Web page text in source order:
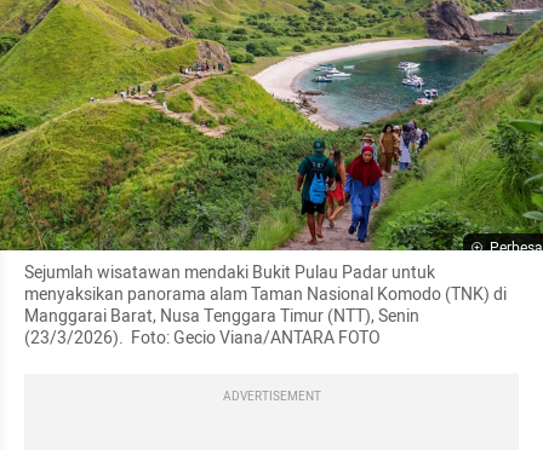
Sejumlah wisatawan mendaki Bukit Pulau Padar untuk
menyaksikan panorama alam Taman Nasional Komodo (TNK) di
Manggarai Barat, Nusa Tenggara Timur (NTT), Senin
(23/3/2026).  Foto: Gecio Viana/ANTARA FOTO
ADVERTISEMENT